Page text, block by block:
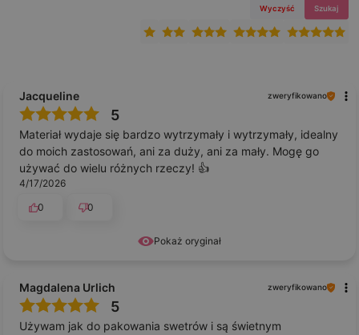
Wyczyść Szukaj
Pokaż oryginał
Jacqueline zweryfikowano
5
Materiał wydaje się bardzo wytrzymały i wytrzymały, idealny
do moich zastosowań, ani za duży, ani za mały. Mogę go
używać do wielu różnych rzeczy! 👍️
4/17/2026
0
0
Magdalena Urlich zweryfikowano
5
Używam jak do pakowania swetrów i są świetnym